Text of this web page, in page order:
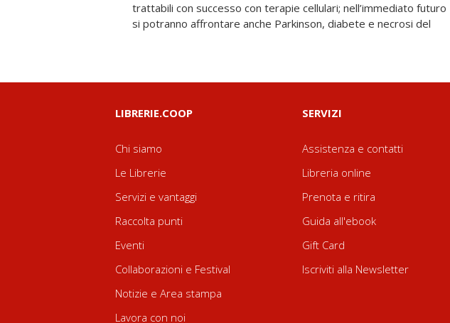
trattabili con successo con terapie cellulari; nell’immediato futuro
si potranno affrontare anche Parkinson, diabete e necrosi del
LIBRERIE.COOP
Chi siamo
Le Librerie
Servizi e vantaggi
Raccolta punti
Eventi
Collaborazioni e Festival
Notizie e Area stampa
Lavora con noi
SERVIZI
Assistenza e contatti
Libreria online
Prenota e ritira
Guida all'ebook
Gift Card
Iscriviti alla Newsletter